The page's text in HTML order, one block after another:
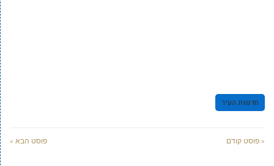
חדשות העיר
« פוסט קודם פוסט הבא »